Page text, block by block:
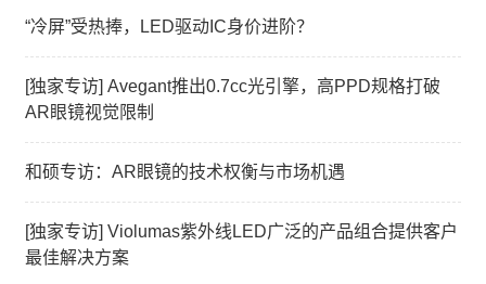
“冷屏”受热捧，LED驱动IC身价进阶？
[独家专访] Avegant推出0.7cc光引擎，高PPD规格打破
AR眼镜视觉限制
和硕专访：AR眼镜的技术权衡与市场机遇
[独家专访] Violumas紫外线LED广泛的产品组合提供客户
最佳解决方案